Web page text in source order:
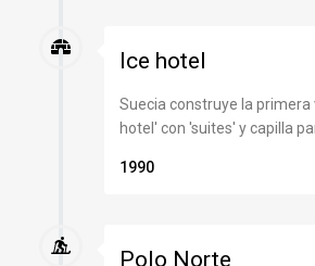
Ice hotel
Suecia construye la primera
hotel' con 'suites' y capilla
1990
Polo Norte